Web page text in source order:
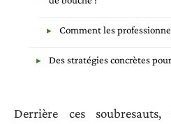
Comment les
Des stratégies concrètes
Derrière ces